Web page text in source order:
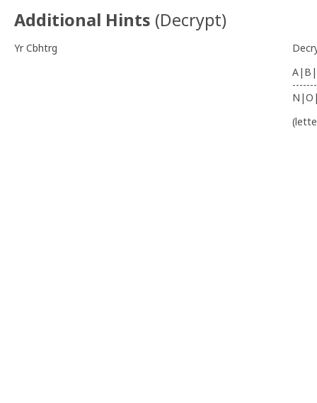
Additional Hints (Decrypt)
Yr Cbhtrg